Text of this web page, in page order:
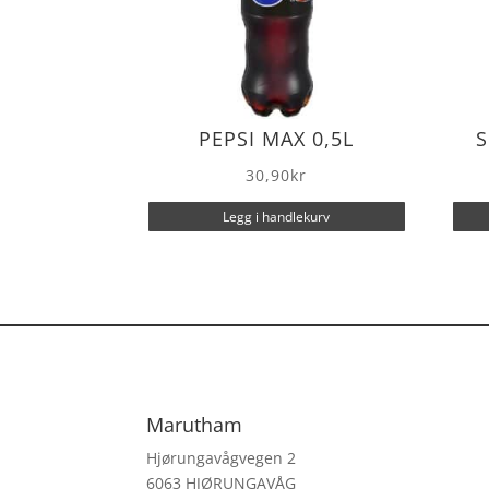
PEPSI MAX 0,5L
30,90kr
Legg i handlekurv
Marutham
Hjørungavågvegen 2
6063 HJØRUNGAVÅG